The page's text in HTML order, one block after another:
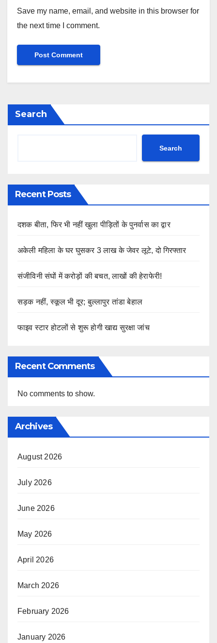
Save my name, email, and website in this browser for
the next time I comment.
Search
Search
Recent Posts
दशक बीता, फिर भी नहीं खुला पीड़ितों के पुनर्वास का द्वार
अकेली महिला के घर घुसकर 3 लाख के जेवर लूटे, दो गिरफ्तार
संजीविनी संघों में करोड़ों की बचत, लाखों की हेराफेरी!
सड़क नहीं, स्कूल भी दूर; बुल्लापुर तांडा बेहाल
फाइव स्टार होटलों से शुरू होगी खाद्य सुरक्षा जांच
Recent Comments
No comments to show.
Archives
August 2026
July 2026
June 2026
May 2026
April 2026
March 2026
February 2026
January 2026